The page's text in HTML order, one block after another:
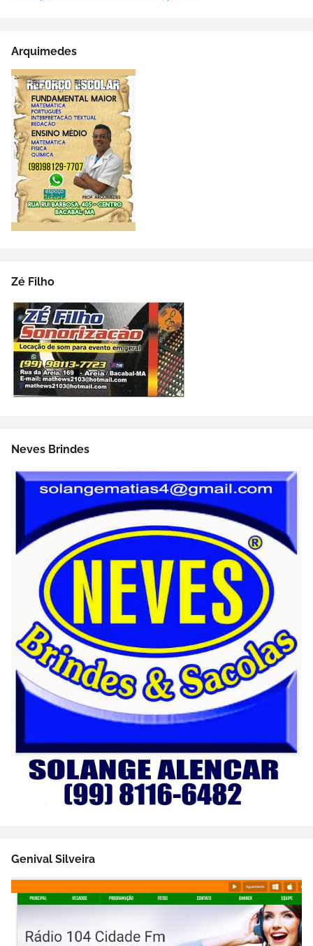
Arquimedes
Zé Filho
Neves Brindes
Genival Silveira